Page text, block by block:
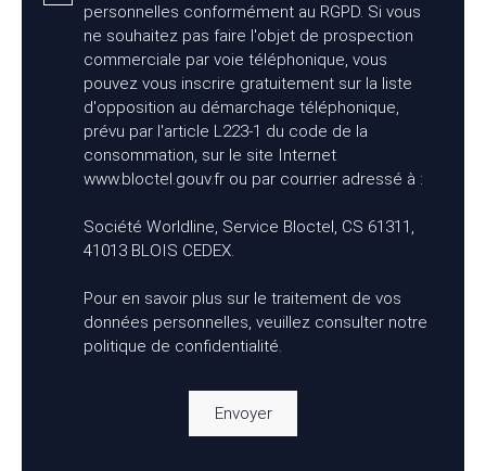
personnelles conformément au RGPD. Si vous
ne souhaitez pas faire l'objet de prospection
commerciale par voie téléphonique, vous
pouvez vous inscrire gratuitement sur la liste
d'opposition au démarchage téléphonique,
prévu par l'article L223-1 du code de la
consommation, sur le site Internet
www.bloctel.gouv.fr ou par courrier adressé à :
Société Worldline, Service Bloctel, CS 61311,
41013 BLOIS CEDEX.
Pour en savoir plus sur le traitement de vos
données personnelles, veuillez consulter notre
politique de confidentialité.
Envoyer